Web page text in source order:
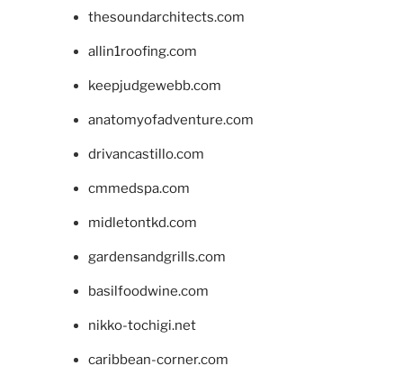
thesoundarchitects.com
allin1roofing.com
keepjudgewebb.com
anatomyofadventure.com
drivancastillo.com
cmmedspa.com
midletontkd.com
gardensandgrills.com
basilfoodwine.com
nikko-tochigi.net
caribbean-corner.com